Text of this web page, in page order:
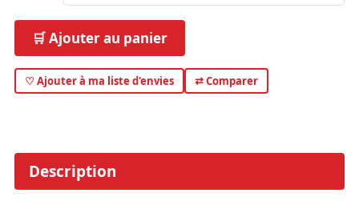
🛒 Ajouter au panier
♡ Ajouter à ma liste d'envies ⇄ Comparer
Description